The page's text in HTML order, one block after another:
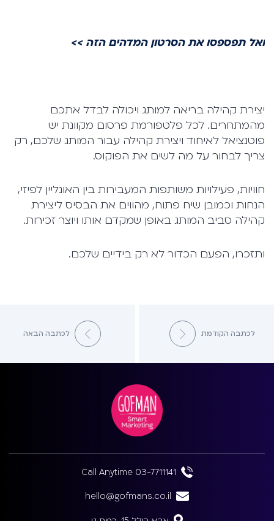
ואל תפספסו את הסרטון המדהים הזה >>
יצירת קהילה בריאה למותג ויכולה לבדל אתכם
מהמתחרים. לכל פלטפורמת פרסום מקוונת יש
פוטנציאל לאיחוד ויצירת קהילה עבור המותג שלכם, רק
צריך לבחור על מה לשים את הפוקוס.
חוויות, פעילויות משותפות המעבירות בין האונליין לפיזי,
הנחות וכמובן שיח פתוח, מהווים את הבסיס ליצירת
קהילה סביב המותג באופן שמקדם אותו ויוצר זכירות.
ותזכרו, הפעם הכדור לא רק בידיים שלכם.
לכתבה הקודמת לכתבה הבאה
Call Anytime 03-7711141
hello@gofmans.co.il